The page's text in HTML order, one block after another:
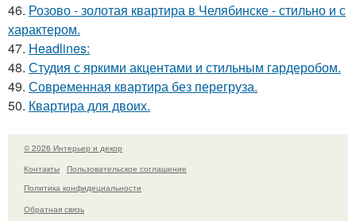
46. Розово - золотая квартира в Челябинске - стильно и с
характером.
47. Headlines:
48. Студия с яркими акцентами и стильным гардеробом.
49. Современная квартира без перегруза.
50. Квартира для двоих.
© 2026 Интерьер и декор
Контакты
Пользовательское соглашение
Политика конфидециальности
Обратная связь